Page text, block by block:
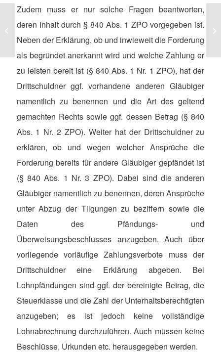
Zudem muss er nur solche Fragen beantworten,
deren Inhalt durch § 840 Abs. 1 ZPO vorgegeben ist.
Neben der Erklärung, ob und inwieweit die Forderung
als begründet anerkannt wird und welche Zahlung er
zu leisten bereit ist (§ 840 Abs. 1 Nr. 1 ZPO), hat der
Drittschuldner ggf. vorhandene anderen Gläubiger
namentlich zu benennen und die Art des geltend
gemachten Rechts sowie ggf. dessen Betrag (§ 840
Abs. 1 Nr. 2 ZPO). Weiter hat der Drittschuldner zu
erklären, ob und wegen welcher Ansprüche die
Forderung bereits für andere Gläubiger gepfändet ist
(§ 840 Abs. 1 Nr. 3 ZPO). Dabei sind die anderen
Gläubiger namentlich zu benennen, deren Ansprüche
unter Abzug der Tilgungen zu beziffern sowie die
Daten des Pfändungs- und
Überweisungsbeschlusses anzugeben. Auch über
vorliegende vorläufige Zahlungsverbote muss der
Drittschuldner eine Erklärung abgeben. Bei
Lohnpfändungen sind ggf. der bereinigte Betrag, die
Steuerklasse und die Zahl der Unterhaltsberechtigten
anzugeben; es ist jedoch keine vollständige
Lohnabrechnung durchzuführen. Auch müssen keine
Beschlüsse, Urkunden etc. herausgegeben werden.
Drittschuldner